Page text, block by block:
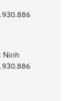
Ninh